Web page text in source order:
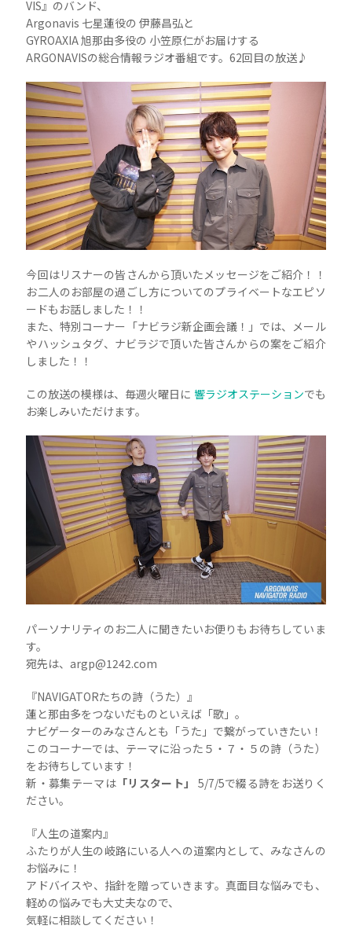
VIS』のバンド、
Argonavis 七星蓮役の 伊藤昌弘と
GYROAXIA旭那由多役の 小笠原仁がお届けする
ARGONAVISの総合情報ラジオ番組です。62回目の放送♪
今回はリスナーの皆さんから頂いたメッセージをご紹介！！
お二人のお部屋の過ごし方についてのプライベートなエピソ
ードもお話しました！！
また、特別コーナー「ナビラジ新企画会議！」では、メール
やハッシュタグ、ナビラジで頂いた皆さんからの案をご紹介
しました！！
この放送の模様は、毎週火曜日に 響ラジオステーションでも
お楽しみいただけます。
パーソナリティのお二人に聞きたいお便りもお待ちしていま
す。
宛先は、argp@1242.com
『NAVIGATORたちの詩（うた）』
蓮と那由多をつないだものといえば「歌」。
ナビゲーターのみなさんとも「うた」で繋がっていきたい！
このコーナーでは、テーマに沿った５・７・５の詩（うた）
をお待ちしています！
新・募集テーマは 「リスタート」
5/7/5で綴る詩をお送りく
ださい。
『人生の道案内』
ふたりが人生の岐路にいる人への道案内として、みなさんの
お悩みに！
アドバイスや、指針を贈っていきます。真面目な悩みでも、
軽めの悩みでも大丈夫なので、
気軽に相談してください！